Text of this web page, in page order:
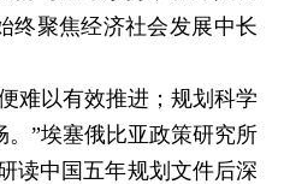
终聚焦经济社会发展中长
难以有效推进；规划科学
”埃塞俄比亚政策研究所
读中国五年规划文件后深